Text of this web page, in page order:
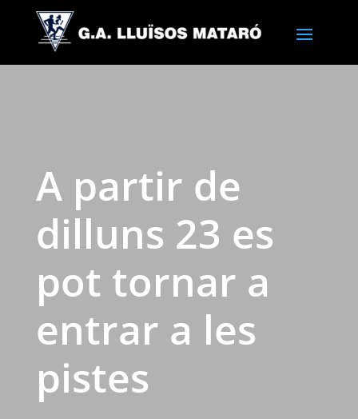
A partir de
dilluns 23 es
pot tornar a
entrar a les
pistes